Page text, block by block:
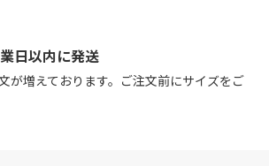
日以内に発送
が増えております。ご注文前にサイズをご